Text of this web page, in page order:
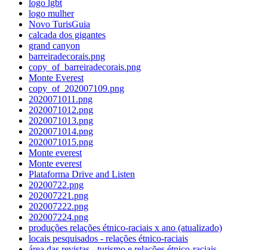
logo lgbt
logo mulher
Novo TurisGuia
calcada dos gigantes
grand canyon
barreiradecorais.png
copy_of_barreiradecorais.png
Monte Everest
copy_of_202007109.png
2020071011.png
2020071012.png
2020071013.png
2020071014.png
2020071015.png
Monte everest
Monte everest
Plataforma Drive and Listen
20200722.png
202007221.png
202007222.png
202007224.png
produções relações étnico-raciais x ano (atualizado)
locais pesquisados - relações étnico-raciais